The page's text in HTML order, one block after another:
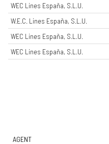
WEC Lines España, S.L.U.
W.E.C. Lines España, S.L.U.
WEC Lines España, S.L.U.
WEC Lines España, S.L.U.
AGENT